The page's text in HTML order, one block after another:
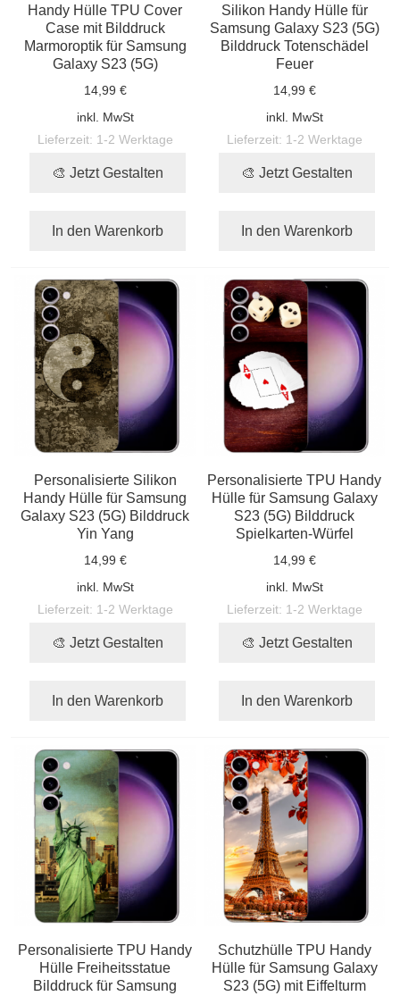
Handy Hülle TPU Cover
Case mit Bilddruck
Marmoroptik für Samsung
Galaxy S23 (5G)
14,99 €
inkl. MwSt
Lieferzeit: 1-2 Werktage
🎨 Jetzt Gestalten
In den Warenkorb
Silikon Handy Hülle für
Samsung Galaxy S23 (5G)
Bilddruck Totenschädel
Feuer
14,99 €
inkl. MwSt
Lieferzeit: 1-2 Werktage
🎨 Jetzt Gestalten
In den Warenkorb
Personalisierte Silikon
Handy Hülle für Samsung
Galaxy S23 (5G) Bilddruck
Yin Yang
14,99 €
inkl. MwSt
Lieferzeit: 1-2 Werktage
🎨 Jetzt Gestalten
In den Warenkorb
Personalisierte TPU Handy
Hülle für Samsung Galaxy
S23 (5G) Bilddruck
Spielkarten-Würfel
14,99 €
inkl. MwSt
Lieferzeit: 1-2 Werktage
🎨 Jetzt Gestalten
In den Warenkorb
Personalisierte TPU Handy
Hülle Freiheitsstatue
Bilddruck für Samsung
Schutzhülle TPU Handy
Hülle für Samsung Galaxy
S23 (5G) mit Eiffelturm